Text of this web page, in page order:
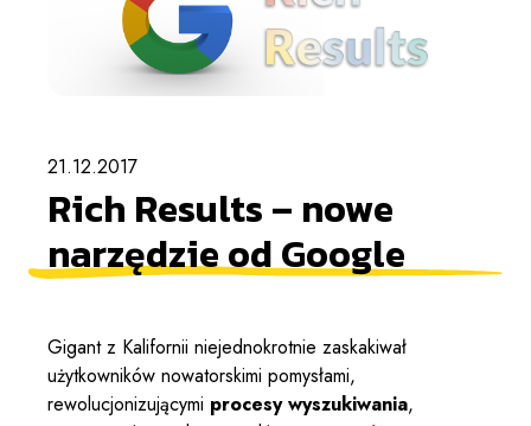
PORTFOLIO
KONTAKT
21.12.2017
Rich Results – nowe
narzędzie od Google
Gigant z Kalifornii niejednokrotnie zaskakiwał
użytkowników nowatorskimi pomysłami,
rewolucjonizującymi procesy wyszukiwania,